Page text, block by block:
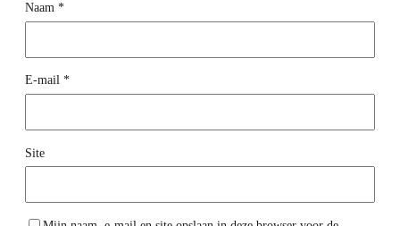
Naam *
E-mail *
Site